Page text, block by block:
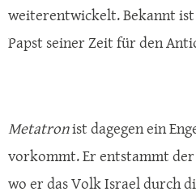
weiterentwickelt. Bekannt ist
Papst seiner Zeit für den
Metatronist dagegen ein
vorkommt. Er entstammt
wo er das Volk Israel durch